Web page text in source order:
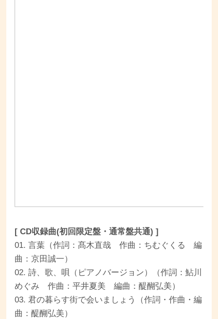
[ CD収録曲(初回限定盤・通常盤共通) ]
01. 言葉（作詞：髙木直哉 作曲：ちむぐくる 編
曲：京田誠一）
02. 詩、歌、唄（ピアノバージョン）（作詞：鮎川
めぐみ 作曲：平井夏美 編曲：醍醐弘美）
03. 君の暮らす街で会いましょう（作詞・作曲・編
曲：醍醐弘美）